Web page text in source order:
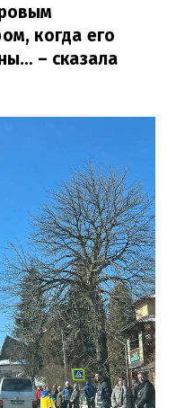
когда его
– сказала